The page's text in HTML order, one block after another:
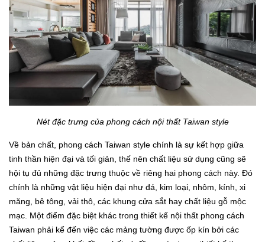
Nét đặc trưng của phong cách nội thất Taiwan style
Về bản chất, phong cách Taiwan style chính là sự kết hợp giữa
tinh thần hiện đại và tối giản, thế nên chất liệu sử dụng cũng sẽ
hội tụ đủ những đặc trưng thuộc về riêng hai phong cách này. Đó
chính là những vật liệu hiện đại như đá, kim loại, nhôm, kính, xi
măng, bê tông, vải thô, các khung cửa sắt hay chất liệu gỗ mộc
mạc. Một điểm đặc biệt khác trong thiết kế nội thất phong cách
Taiwan phải kể đến việc các mảng tường được ốp kín bởi các